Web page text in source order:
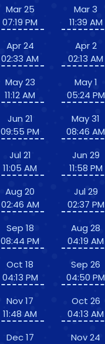
Mar 25
07:19 PM
Apr 24
02:33 AM
May 23
11:12 AM
Jun 21
09:55 PM
Jul 21
11:05 AM
Aug 20
02:46 AM
Sep 18
08:44 PM
Oct 18
04:13 PM
Nov 17
11:48 AM
Dec 17
Mar 3
11:39 AM
Apr 2
02:13 AM
May 1
05:24 PM
May 31
08:46 AM
Jun 29
11:58 PM
Jul 29
02:37 PM
Aug 28
04:19 AM
Sep 26
04:50 PM
Oct 26
04:13 AM
Nov 24